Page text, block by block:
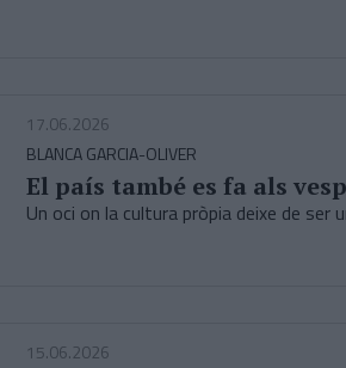
17.06.2026
BLANCA GARCIA-OLIVER
El país també es fa als
Un oci on la cultura pròpia deixe de ser
15.06.2026